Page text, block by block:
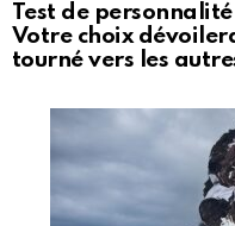
Test de personnalité
Votre choix
tourné vers les